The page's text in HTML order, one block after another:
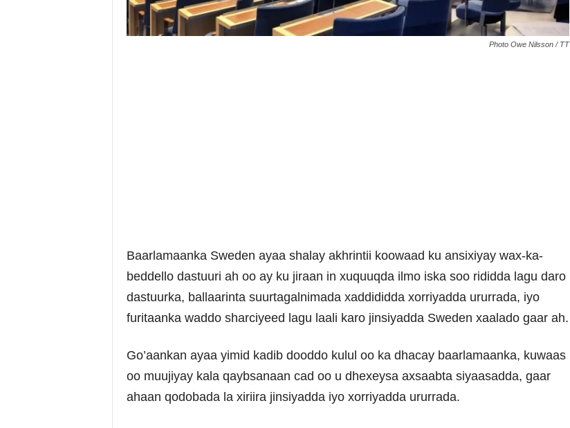
Photo Owe Nilsson / TT
Baarlamaanka Sweden ayaa shalay akhrintii koowaad ku ansixiyay wax-ka-
beddello dastuuri ah oo ay ku jiraan in xuquuqda ilmo iska soo rididda lagu daro
dastuurka, ballaarinta suurtagalnimada xaddididda xorriyadda ururrada, iyo
furitaanka waddo sharciyeed lagu laali karo jinsiyadda Sweden xaalado gaar ah.
Go’aankan ayaa yimid kadib dooddo kulul oo ka dhacay baarlamaanka, kuwaas
oo muujiyay kala qaybsanaan cad oo u dhexeysa axsaabta siyaasadda, gaar
ahaan qodobada la xiriira jinsiyadda iyo xorriyadda ururrada.